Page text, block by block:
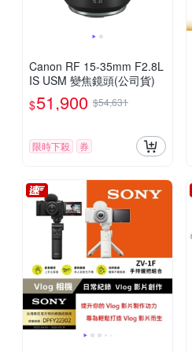
Canon RF 15-35mm F2.8L
IS USM 變焦鏡頭(公司貨)
$51,900 $54,631
限時下殺 券